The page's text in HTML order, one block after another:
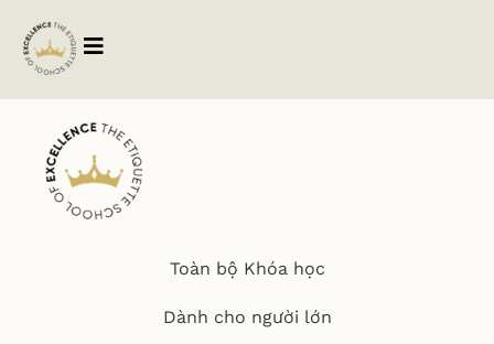
Nguyễn Trường Giang
Toàn bộ Khóa học
Dành cho người lớn